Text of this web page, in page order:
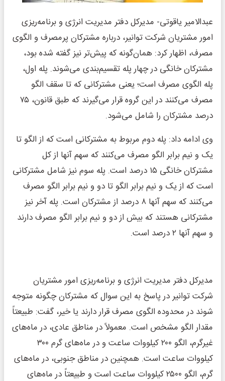
عبدالامیر یاقوتی- مدیرکل دفتر مدیریت انرژی و برنامه‌ریزی
امور مشتریان شرکت توانیر، درباره مشترکان پرمصرف و الگوی
مصرف، اظهار کرد: همان‌گونه که پیش‌تر نیز گفته شده بود،
مشترکان خانگی در چهار پله تقسیم‌بندی می‌شوند. پله اول،
پله الگوی مصرف است؛ یعنی مشترکانی که تا سقف الگو
مصرف می‌کنند در این گروه قرار می‌گیرند که طبق قانون، ۷۵
درصد مشترکان را شامل می‌شود.
وی ادامه داد: پله دوم مربوط به مشترکانی است که از الگو تا
یک و نیم برابر الگو مصرف می‌کنند که سهم آنها از کل
مشترکان خانگی ۱۵ درصد است. پله سوم نیز شامل مشترکانی
است که از یک و نیم برابر الگو تا دو و نیم برابر الگو مصرف
می‌کنند که سهم آنها ۸ درصد از مشترکان است. پله آخر نیز
مشترکانی هستند که بیش از دو و نیم برابر الگو مصرف دارند
و سهم آنها ۲ درصد است.
مدیرکل دفتر مدیریت انرژی و برنامه‌ریزی امور مشتریان
شرکت توانیر در پاسخ به این سوال که مشترکان چگونه متوجه
شوند در محدوده الگوی مصرف قرار دارند یا خیر، گفت: طبیعتاً
مقدار الگو مشخص است. معمولاً در مناطق عادی، در ماه‌های
غیرگرم، الگو ۲۰۰ کیلووات ساعت و در ماه‌های گرم ۳۰۰
کیلووات ساعت است. همچنین در مناطق جنوبی، در ماه‌های
گرم، الگو ۲۵۰۰ کیلووات ساعت است و طبیعتاً در ماه‌های